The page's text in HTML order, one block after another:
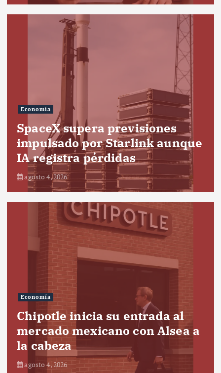
Economía
SpaceX supera previsiones
impulsado por Starlink aunque
IA registra pérdidas
agosto 4, 2026
Economía
Chipotle inicia su entrada al
mercado mexicano con Alsea a
la cabeza
agosto 4, 2026